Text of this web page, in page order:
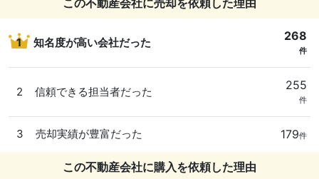
1 知名度が高い会社だった 268
件
2 信頼できる担当者だった 255
件
3 売却実績が豊富だった 179件
この不動産会社に購入を依頼した理由